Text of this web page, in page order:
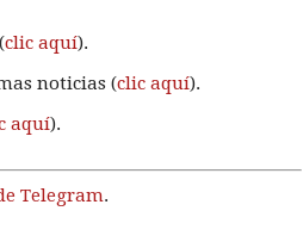
clic aquí).
noticias (clic aquí).
aquí).
Telegram.